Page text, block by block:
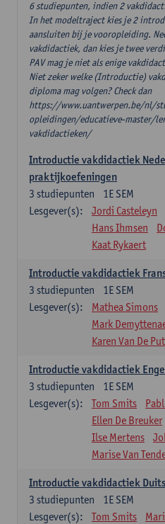
6 studiepunten, indien 2
In het modeltraject kies je 2
aansluiten bij je vooropleiding.
vakdidactiek, dan kies je twee
PAV mag je niet als enige
Niet zeker welke (Introductie)
diploma mag volgen? Check dan
https://www.uantwerpen.be/nl/
opleidingen/educatieve-master/
vakdidactieken/
Introductie vakdidactiek
praktijkoefeningen
1E SEM
3 studiepunten
Lesgever(s):
Jordi Casteleyn
Hans Ihmsen
Kaat Rykaert
Introductie vakdidactiek
1E SEM
3 studiepunten
Lesgever(s):
Mathea Simons
Mark
Karen Van De
Introductie vakdidactiek
1E SEM
3 studiepunten
Lesgever(s):
Tom Smits
Ellen De Breuker
Ilse Mertens
Marise Van
Introductie vakdidactiek
1E SEM
3 studiepunten
Lesgever(s):
Tom Smits